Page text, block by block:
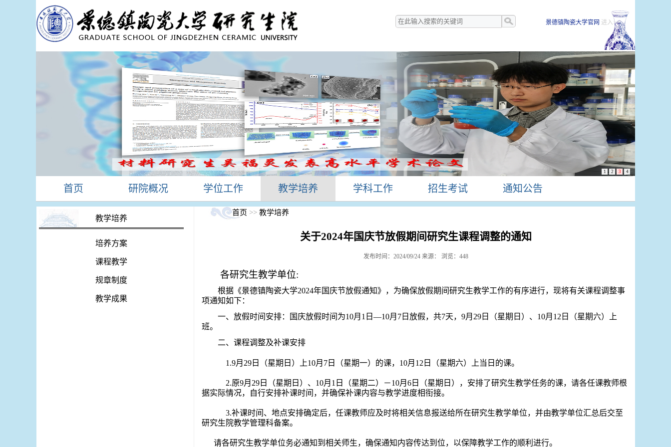
景德镇陶瓷大学官网 进入>>
1 2 3 4
首页 研院概况 学位工作 教学培养 学科工作 招生考试 通知公告
教学培养
培养方案
课程教学
规章制度
教学成果
首页 >> 教学培养
关于2024年国庆节放假期间研究生课程调整的通知
发布时间：2024/09/24 来源： 浏览： 448
各研究生教学单位:
根据《景德镇陶瓷大学2024年国庆节放假通知》，为确保放假期间研究生教学工作的有序进行，现将有关课程调整事
项通知如下：
一、 放假时间安排： 国庆放假时间 为10月1日—10月7日放假，共7天，9月29日（星期日）、10月12日（星期六）上
班。
二、 课程调整及补课安排
1.9月29日（星期日）上10月7日（星期一）的课，10月12日（星期六）上当日的课。
2.原9月29日（星期日）、10月1日（星期二）－10月6日（星期日），安排了研究生教学任务的课， 请各任课教师根
据实际情况，自行安排补课时间，并确保补课内容与教学进度相衔接。
3.补课时间、地点安排确定后，任课教师应及时将相关信息报送给所在研究生教学单位，并由教学单位汇总后交至
研究生院教学管理科备案。
请各研究生教学单位务必通知到相关师生，确保通知内容传达到位，以保障教学工作的顺利进行。